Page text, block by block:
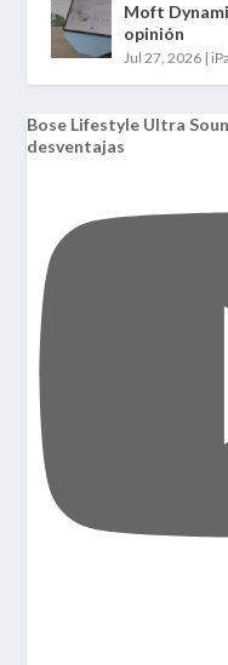
Moft
opinión
Jul 27, 2026 |
Bose Lifestyle Ultra
desventajas